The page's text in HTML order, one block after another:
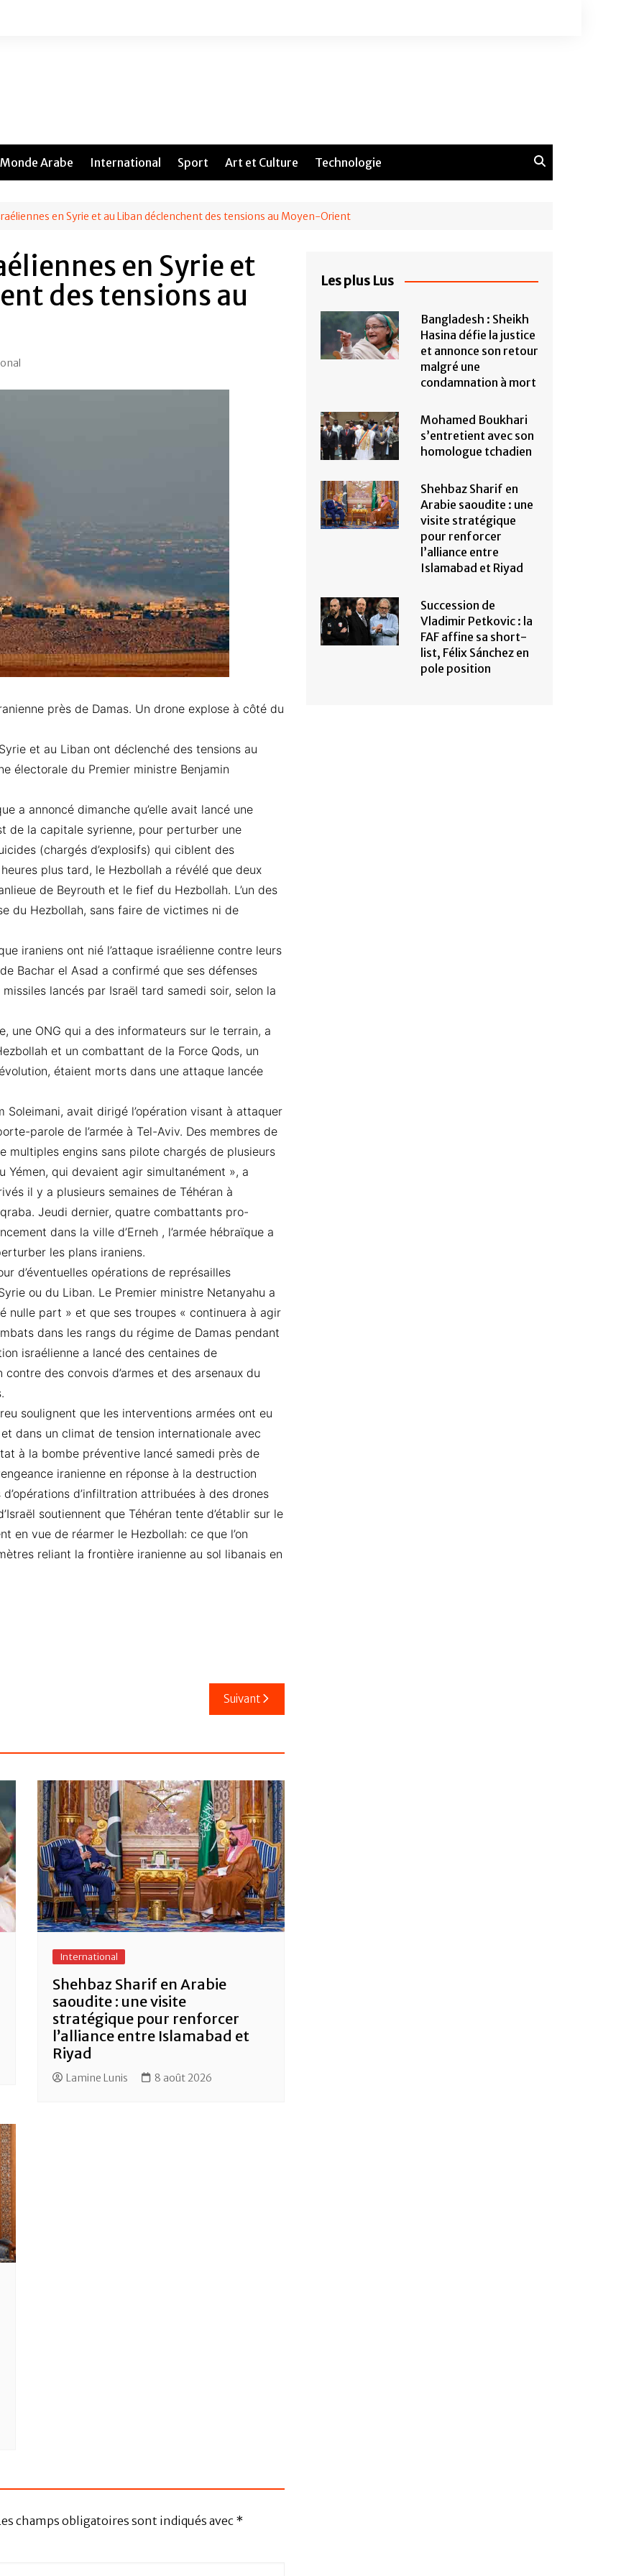
Monde Arabe International Sport Art et Culture Technologie
en Syrie et au Liban déclenchent des tensions au Moyen-Orient
en Syrie et
des tensions au
près de Damas. Un drone explose à côté du
et au Liban ont déclenché des tensions au
électorale du Premier ministre Benjamin
a annoncé dimanche qu’elle avait lancé une
de la capitale syrienne, pour perturber une
(chargés d’explosifs) qui ciblent des
plus tard, le Hezbollah a révélé que deux
de Beyrouth et le fief du Hezbollah. L’un des
du Hezbollah, sans faire de victimes ni de
iraniens ont nié l’attaque israélienne contre leurs
Bachar el Asad a confirmé que ses défenses
lancés par Israël tard samedi soir, selon la
une ONG qui a des informateurs sur le terrain, a
et un combattant de la Force Qods, un
étaient morts dans une attaque lancée
Soleimani, avait dirigé l’opération visant à attaquer
parole de l’armée à Tel-Aviv. Des membres de
multiples engins sans pilote chargés de plusieurs
Yémen, qui devaient agir simultanément », a
il y a plusieurs semaines de Téhéran à
Jeudi dernier, quatre combattants pro-
dans la ville d’Erneh , l’armée hébraïque a
les plans iraniens.
d’éventuelles opérations de représailles
ou du Liban. Le Premier ministre Netanyahu a
nulle part » et que ses troupes « continuera à agir
dans les rangs du régime de Damas pendant
israélienne a lancé des centaines de
des convois d’armes et des arsenaux du
soulignent que les interventions armées ont eu
dans un climat de tension internationale avec
à la bombe préventive lancé samedi près de
iranienne en réponse à la destruction
d’infiltration attribuées à des drones
soutiennent que Téhéran tente d’établir sur le
en vue de réarmer le Hezbollah: ce que l’on
reliant la frontière iranienne au sol libanais en
Suivant
International
Shehbaz Sharif en Arabie
saoudite : une visite
stratégique pour renforcer
l’alliance entre Islamabad et
Riyad
Lamine Lunis 8 août 2026
champs obligatoires sont indiqués avec *
Les plus Lus
Bangladesh : Sheikh
Hasina défie la justice
et annonce son retour
malgré une
condamnation à mort
Mohamed Boukhari
s’entretient avec son
homologue tchadien
Shehbaz Sharif en
Arabie saoudite : une
visite stratégique
pour renforcer
l’alliance entre
Islamabad et Riyad
Succession de
Vladimir Petkovic : la
FAF affine sa short-
list, Félix Sánchez en
pole position